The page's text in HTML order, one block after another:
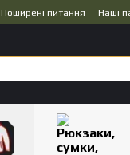
Поширені питання Наші